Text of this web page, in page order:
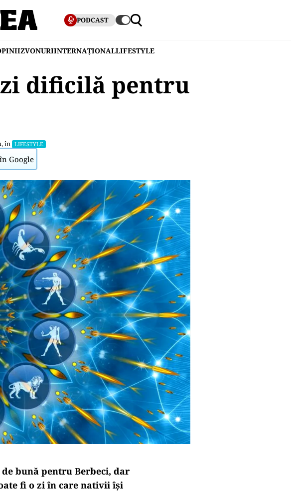
PODCAST
ZVONURIINTERNAȚIONALLIFESTYLE
zi dificilă pentru
, în LIFESTYLE
Google
bună pentru Berbeci, dar
fi o zi în care nativii își